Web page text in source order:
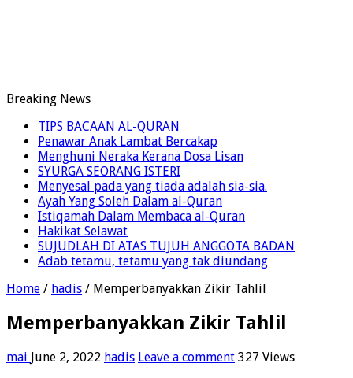
Breaking News
TIPS BACAAN AL-QURAN
Penawar Anak Lambat Bercakap
Menghuni Neraka Kerana Dosa Lisan
SYURGA SEORANG ISTERI
Menyesal pada yang tiada adalah sia-sia.
Ayah Yang Soleh Dalam al-Quran
Istiqamah Dalam Membaca al-Quran
Hakikat Selawat
SUJUDLAH DI ATAS TUJUH ANGGOTA BADAN
Adab tetamu, tetamu yang tak diundang
Home / hadis / Memperbanyakkan Zikir Tahlil
Memperbanyakkan Zikir Tahlil
mai June 2, 2022 hadis Leave a comment 327 Views